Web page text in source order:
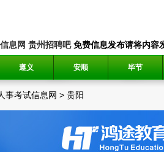
息网 贵州招聘吧免费信息发布请将内容
遵义 安顺 毕节
事考试信息网 > 贵阳